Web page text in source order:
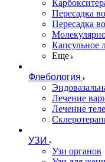
Пересадка
Пересадка
Капсульное
Еще
Флебология
Лечение
Лечение
УЗИ
Узи органов